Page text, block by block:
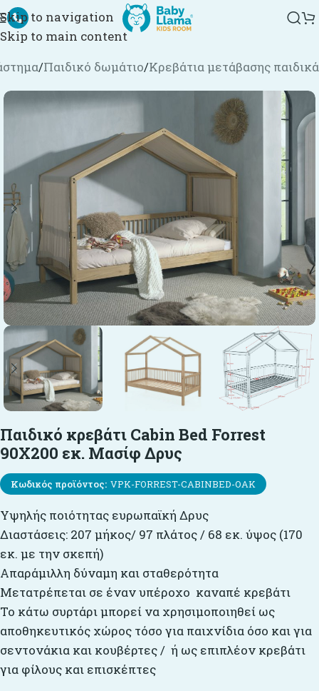
Skip to navigation
Skip to main content
/Παιδικό δωμάτιο/Κρεβάτια μετάβασης παιδικά
Παιδικό κρεβάτι Cabin Bed Forrest
90X200 εκ. Μασίφ Δρυς
Κωδικός προϊόντος: VPK-FORREST-CABINBED-OAK
Υψηλής ποιότητας ευρωπαϊκή Δρυς
Διαστάσεις: 207 μήκος/ 97 πλάτος / 68 εκ. ύψος (170
εκ. με την σκεπή)
Απαράμιλλη δύναμη και σταθερότητα
Μετατρέπεται σε έναν υπέροχο καναπέ κρεβάτι
Το κάτω συρτάρι μπορεί να χρησιμοποιηθεί ως
αποθηκευτικός χώρος τόσο για παιχνίδια όσο και για
σεντονάκια και κουβέρτες / ή ως επιπλέον κρεβάτι
για φίλους και επισκέπτες